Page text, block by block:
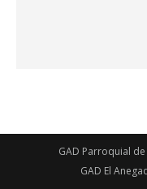
GAD Parroquial de
GAD El